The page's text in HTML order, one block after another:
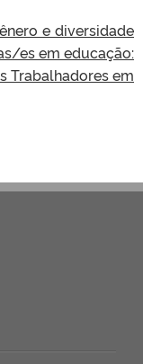
e diversidade
es em educação:
Trabalhadores em